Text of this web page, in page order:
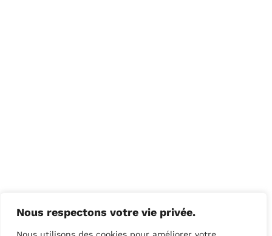
Nous respectons votre vie privée.